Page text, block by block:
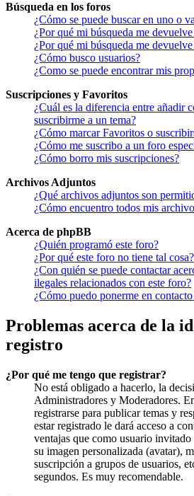
Búsqueda en los foros
¿Cómo se puede buscar en uno o
¿Por qué mi búsqueda me
¿Por qué mi búsqueda me
¿Cómo busco usuarios?
¿Como se puede encontrar mis
Suscripciones y Favoritos
¿Cuál es la diferencia entre añadir
suscribirme a un tema?
¿Cómo marcar Favoritos o
¿Cómo me suscribo a un foro
¿Cómo borro mis suscripciones?
Archivos Adjuntos
¿Qué archivos adjuntos son
¿Cómo encuentro todos mis
Acerca de phpBB
¿Quién programó este foro?
¿Por qué este foro no tiene tal cosa?
¿Con quién se puede contactar
ilegales relacionados con este foro?
¿Cómo puedo ponerme en
Problemas acerca de la
registro
¿Por qué me tengo que registrar?
No está obligado a hacerlo, la
Administradores y Moderadores.
registrarse para publicar temas y
estar registrado le dará acceso a
ventajas que como usuario
su imagen personalizada (avatar),
suscripción a grupos de usuarios,
segundos. Es muy recomendable.